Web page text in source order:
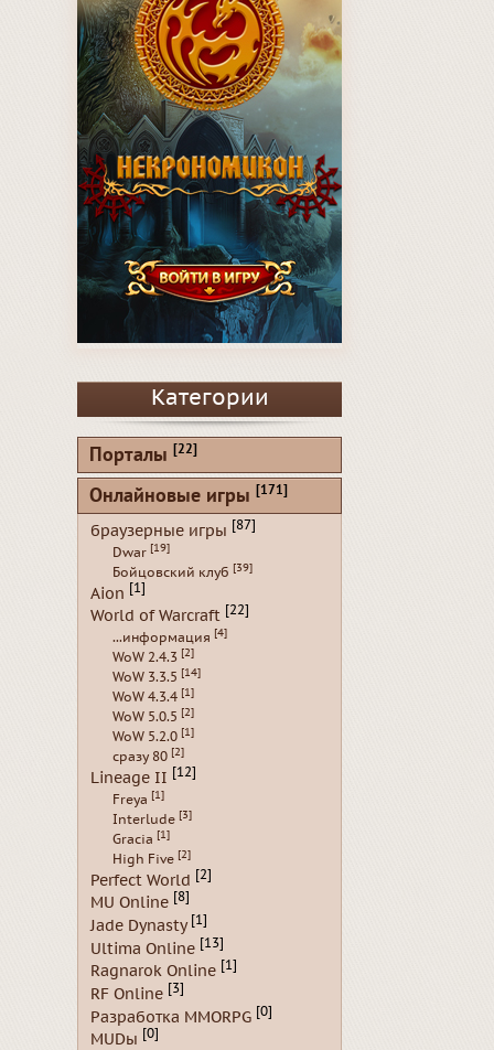
Категории
Порталы [22]
Онлайновые игры [171]
браузерные игры [87]
Dwar [19]
Бойцовский клуб [39]
Aion [1]
World of Warcraft [22]
...информация [4]
WoW 2.4.3 [2]
WoW 3.3.5 [14]
WoW 4.3.4 [1]
WoW 5.0.5 [2]
WoW 5.2.0 [1]
сразу 80 [2]
Lineage II [12]
Freya [1]
Interlude [3]
Gracia [1]
High Five [2]
Perfect World [2]
MU Online [8]
Jade Dynasty [1]
Ultima Online [13]
Ragnarok Online [1]
RF Online [3]
Разработка MMORPG [0]
MUDы [0]